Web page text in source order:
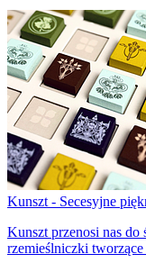
Kunszt - Secesyjne
Kunszt przenosi nas
rzemieślniczki tworzące